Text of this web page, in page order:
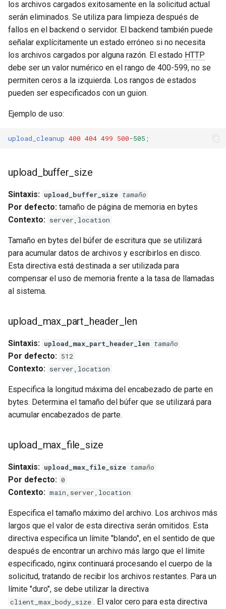
los archivos cargados exitosamente en la solicitud actual
serán eliminados. Se utiliza para limpieza después de
fallos en el backend o servidor. El backend también puede
señalar explícitamente un estado erróneo si no necesita
los archivos cargados por alguna razón. El estado HTTP
debe ser un valor numérico en el rango de 400-599, no se
permiten ceros a la izquierda. Los rangos de estados
pueden ser especificados con un guion.
Ejemplo de uso:
upload_cleanup 400 404 499 500-505 ;
upload_buffer_size
Sintaxis: upload_buffer_size tamaño
Por defecto: tamaño de página de memoria en bytes
Contexto: server,location
Tamaño en bytes del búfer de escritura que se utilizará
para acumular datos de archivos y escribirlos en disco.
Esta directiva está destinada a ser utilizada para
compensar el uso de memoria frente a la tasa de llamadas
al sistema.
upload_max_part_header_len
Sintaxis: upload_max_part_header_len tamaño
Por defecto: 512
Contexto: server,location
Especifica la longitud máxima del encabezado de parte en
bytes. Determina el tamaño del búfer que se utilizará para
acumular encabezados de parte.
upload_max_file_size
Sintaxis: upload_max_file_size tamaño
Por defecto: 0
Contexto: main,server,location
Especifica el tamaño máximo del archivo. Los archivos más
largos que el valor de esta directiva serán omitidos. Esta
directiva especifica un límite "blando", en el sentido de que
después de encontrar un archivo más largo que el límite
especificado, nginx continuará procesando el cuerpo de la
solicitud, tratando de recibir los archivos restantes. Para un
límite "duro", se debe utilizar la directiva
client_max_body_size . El valor cero para esta directiva